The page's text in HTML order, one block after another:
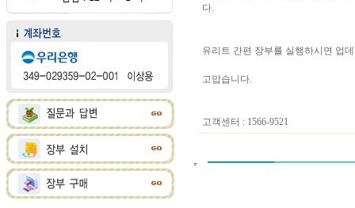
다.
유리트 간편 장부를 실행하시면 업
고맙습니다.
고객센터 : 1566-9521